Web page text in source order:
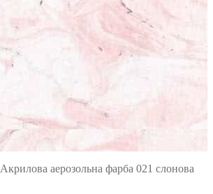
Акрилова аерозольна фарба 021 слонова